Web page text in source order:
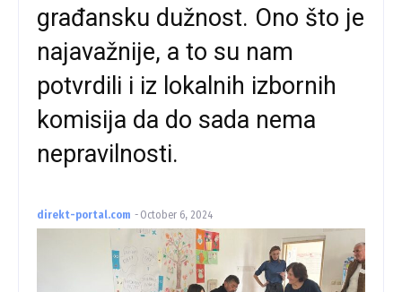
građansku dužnost. Ono što je
najavažnije, a to su nam
potvrdili i iz lokalnih izbornih
komisija da do sada nema
nepravilnosti.
direkt-portal.com - October 6, 2024